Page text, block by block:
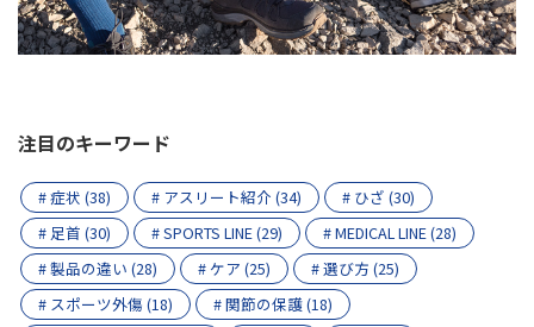
注目のキーワード
# 症状 (38) # アスリート紹介 (34)
# ひざ (30)
# 足首 (30)
# SPORTS LINE (29)
# MEDICAL LINE (28)
# 製品の違い (28)
# ケア (25)
# 選び方 (25)
# スポーツ外傷 (18)
# 関節の保護 (18)